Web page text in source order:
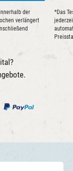
der
verlängert
*Das